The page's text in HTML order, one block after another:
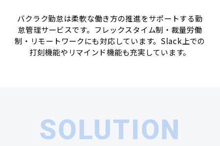
バクラク勤怠は柔軟な働き方の推進をサポートする勤
怠管理サービスです。フレックスタイム制‧裁量労働
制‧リモートワークにも対応しています。Slack上での
打刻機能やリマインド機能も充実しています。
SOLUTION